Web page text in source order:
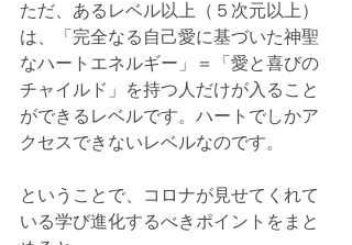
ただ、あるレベル以上（５次元以上）
は、「完全なる自己愛に基づいた神聖
なハートエネルギー」＝「愛と喜びの
チャイルド」を持つ人だけが入ること
ができるレベルです。 ハートでしかア
クセスできないレベルなのです。
ということで、コロナが見せてくれて
いる学び進化するべきポイントをまと